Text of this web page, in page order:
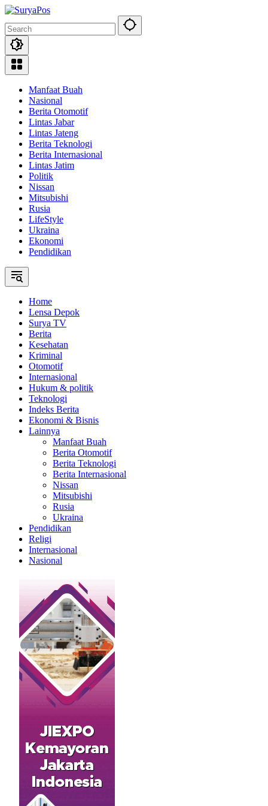
Skip
content
Manfaat Buah
Nasional
Berita Otomotif
Lintas Jabar
Lintas Jateng
Berita Teknologi
Berita Internasional
Lintas Jatim
Politik
Nissan
Mitsubishi
Rusia
LifeStyle
Ukraina
Ekonomi
Pendidikan
Home
Lensa Depok
Surya TV
Berita
Kesehatan
Kriminal
Otomotif
Internasional
Hukum & politik
Teknologi
Indeks Berita
Ekonomi & Bisnis
Lainnya
Manfaat Buah
Berita Otomotif
Berita Teknologi
Berita Internasional
Nissan
Mitsubishi
Rusia
Ukraina
Pendidikan
Religi
Internasional
Nasional